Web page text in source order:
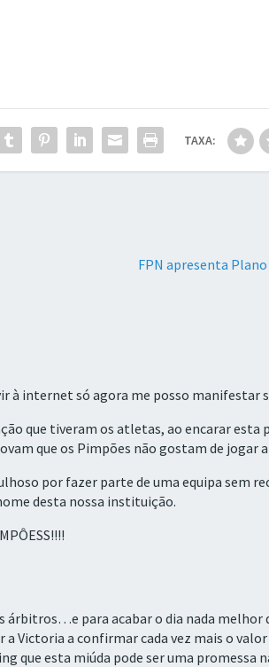
TAXA:
FPN apresenta
à internet só agora me posso manifestar
que tiveram os atletas, ao encarar esta
que os Pimpões não gostam de jogar
por fazer parte de uma equipa sem
desta nossa instituição.
árbitros…e para acabar o dia nada melhor
a Victoria a confirmar cada vez mais o
que esta miúda pode ser uma promessa